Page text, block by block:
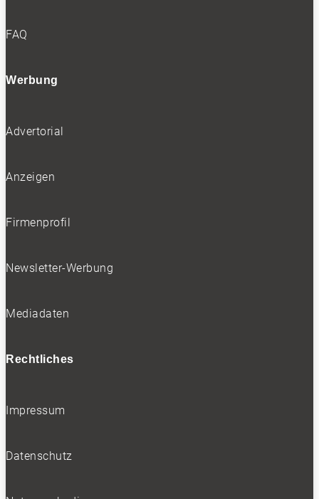
FAQ
Werbung
Advertorial
Anzeigen
Firmenprofil
Newsletter-Werbung
Mediadaten
Rechtliches
Impressum
Datenschutz